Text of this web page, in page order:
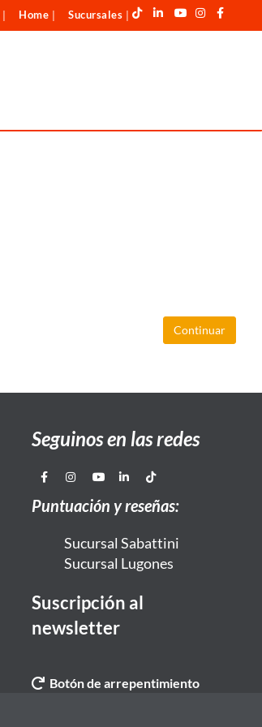
Home Sucursales
Continuar
Seguinos en las redes
Puntuación y reseñas:
Sucursal Sabattini
Sucursal Lugones
Suscripción al
newsletter
Botón de arrepentimiento